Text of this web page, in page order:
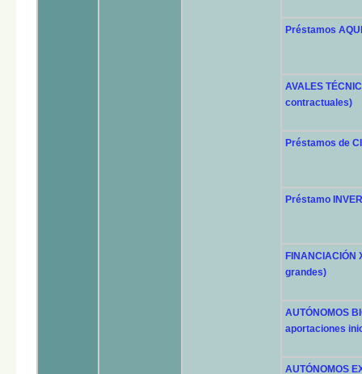
Préstamos
AVALES
contractuales)
Préstamos de
Préstamo
grandes)
AUTÓNOMOS
aportaciones
AUTÓNOMOS